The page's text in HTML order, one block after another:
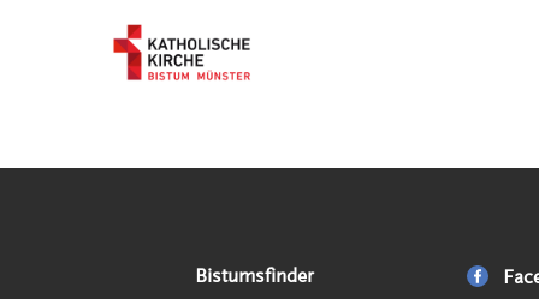
Serviceangebote
Bistumsfinder
Social Media Angebote
Externe Links